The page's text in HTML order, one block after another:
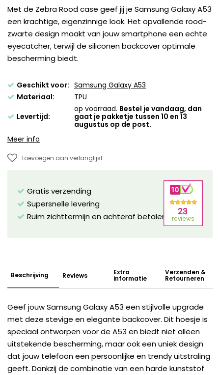
Met de Zebra Rood case geef jij je Samsung Galaxy A53
een krachtige, eigenzinnige look. Het opvallende rood-
zwarte design maakt van jouw smartphone een echte
eyecatcher, terwijl de siliconen backcover optimale
bescherming biedt.
Geschikt voor: Samsung Galaxy A53
Materiaal:
TPU
Levertijd:
op voorraad. Bestel je vandaag, dan
gaat je pakketje tussen 10 en 13
augustus op de post.
Meer info
toevoegen aan verlanglijst
Gratis verzending
Supersnelle levering
Ruim zichttermijn en achteraf betalen mogelijk!
Beschrijving Reviews Extra
informatie
Verzenden &
Retourneren
Geef jouw Samsung Galaxy A53 een stijlvolle upgrade
met deze stevige en elegante backcover. Dit hoesje is
speciaal ontworpen voor de A53 en biedt niet alleen
uitstekende bescherming, maar ook een uniek design
dat jouw telefoon een persoonlijke en trendy uitstraling
geeft. Dankzij de combinatie van een harde kunststof